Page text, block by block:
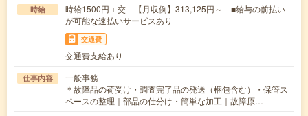
時給
時給1500円＋交 【月収例】313,125円～ ■給与の前払い
が可能な速払いサービスあり
交通費
交通費支給あり
仕事内容
一般事務
＊故障品の荷受け・調査完了品の発送（梱包含む）・保管ス
ペースの整理｜部品の仕分け・簡単な加工｜故障原…